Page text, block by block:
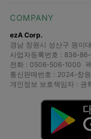
COMPANY
ezA Corp.
경남 창원시 성산구 원이
사업자등록번호 : 836-
전화 : 0506-506-1000
통신판매번호 : 2024-창
개인정보 보호책임자 : 권